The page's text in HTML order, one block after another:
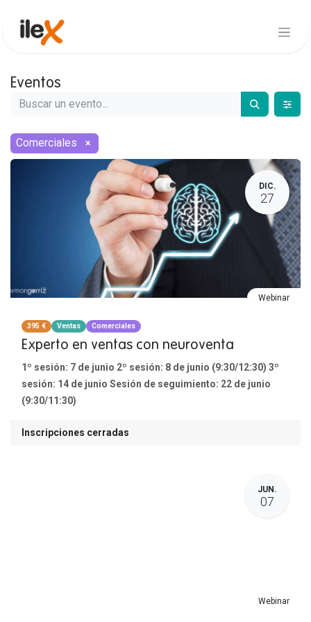
Eventos
Comerciales ×
DIC.
27
Webinar
395 € Ventas Comerciales
Experto en ventas con neuroventa
1º sesión: 7 de junio 2º sesión: 8 de junio (9:30/12:30) 3º
sesión: 14 de junio Sesión de seguimiento: 22 de junio
(9:30/11:30)
Inscripciones cerradas
JUN.
07
Webinar